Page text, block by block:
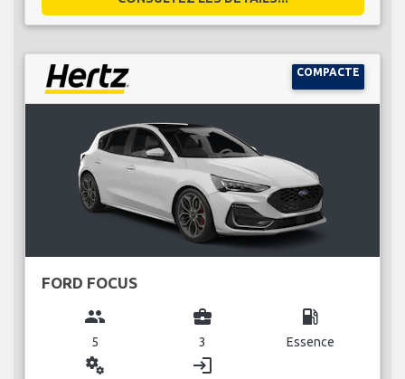
COMPACTE
FORD FOCUS
group
5
business_center
3
local_gas_station
Essence
miscellaneous_services login